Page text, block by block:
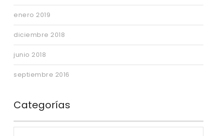
enero 2019
diciembre 2018
junio 2018
septiembre 2016
Categorías